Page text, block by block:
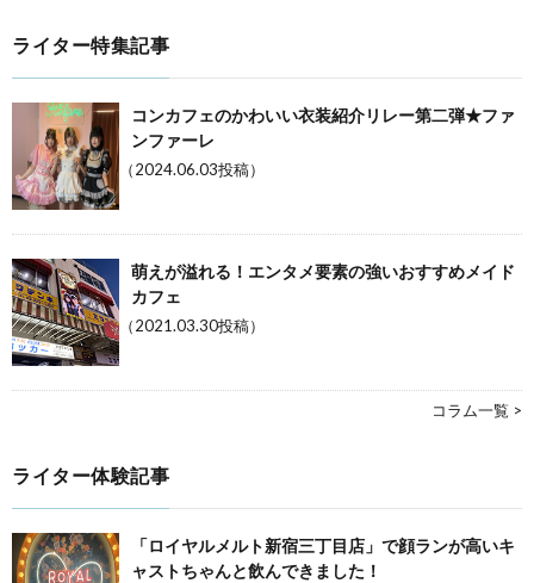
ライター特集記事
コンカフェのかわいい衣装紹介リレー第二弾★ファ
ンファーレ
（2024.06.03投稿）
萌えが溢れる！エンタメ要素の強いおすすめメイド
カフェ
（2021.03.30投稿）
コラム一覧 >
ライター体験記事
「ロイヤルメルト新宿三丁目店」で顔ランが高いキ
ャストちゃんと飲んできました！